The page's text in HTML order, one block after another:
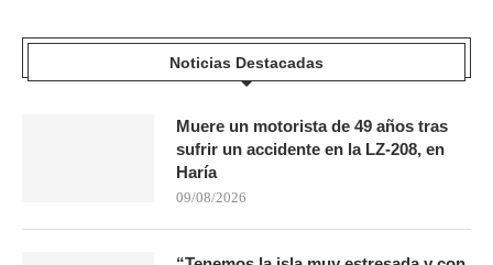
Noticias Destacadas
Muere un motorista de 49 años tras
sufrir un accidente en la LZ-208, en
Haría
09/08/2026